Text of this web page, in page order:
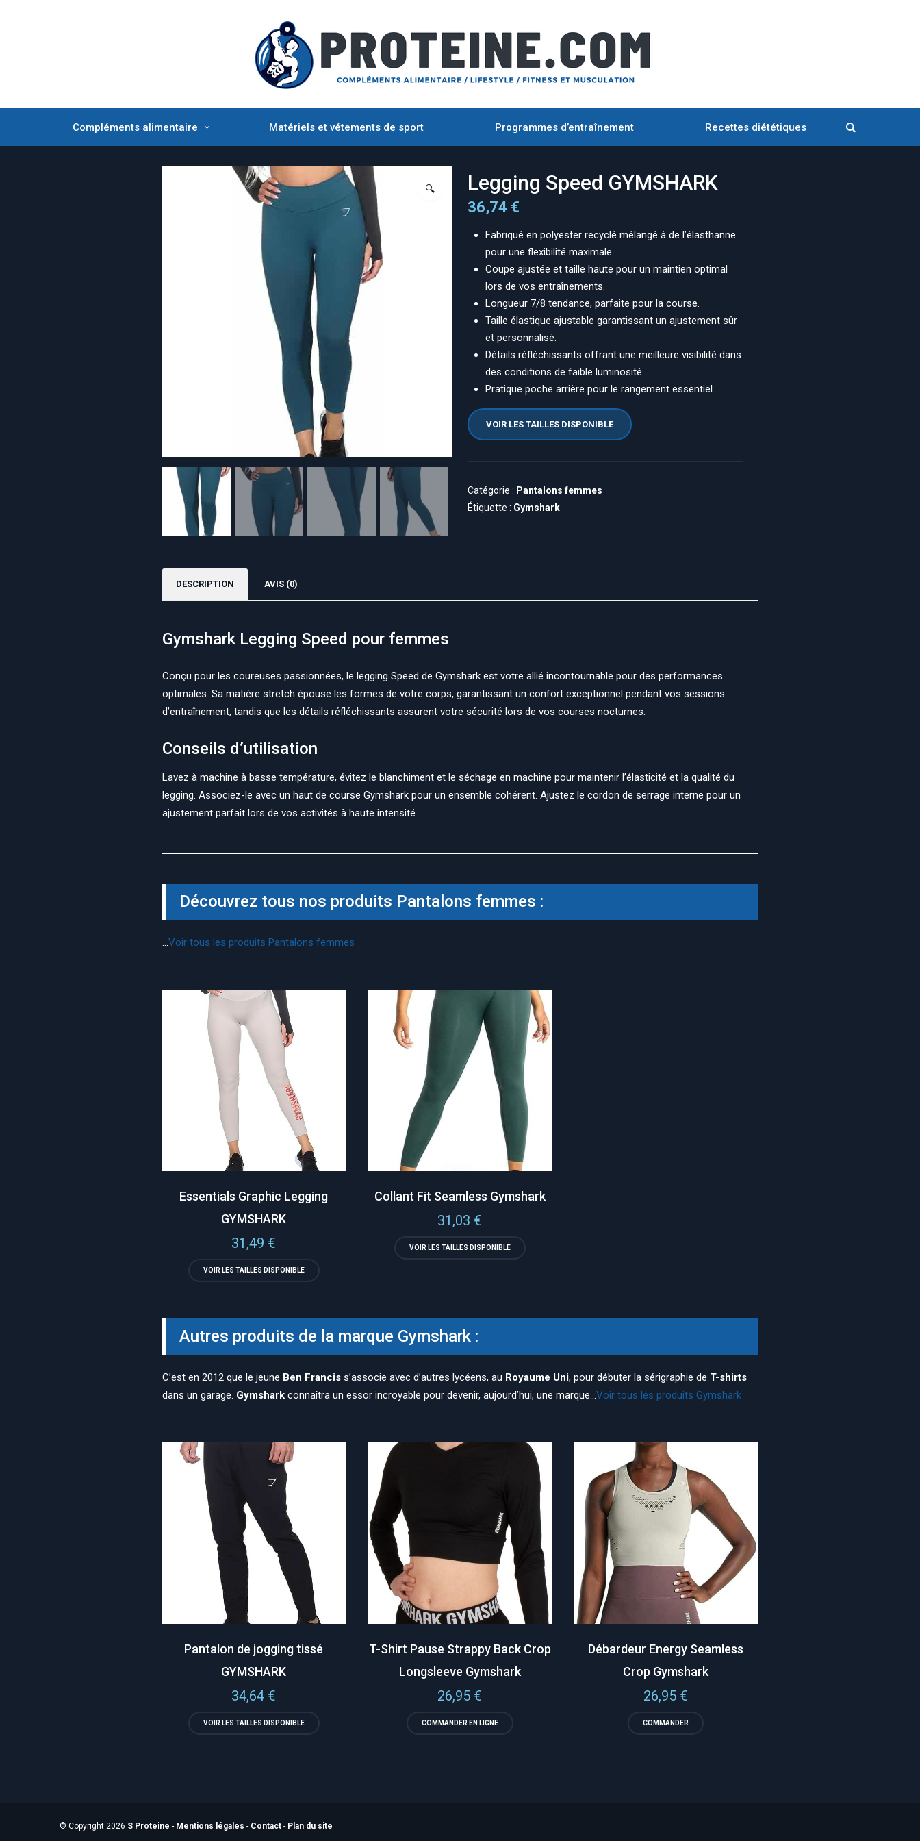
Compléments alimentaire Matériels et vétements de sport Programmes d’entraînement Recettes diététiques
🔍 Legging Speed GYMSHARK
36,74 €
Fabriqué en polyester recyclé mélangé à de l’élasthanne
pour une flexibilité maximale.
Coupe ajustée et taille haute pour un maintien optimal
lors de vos entraînements.
Longueur 7/8 tendance, parfaite pour la course.
Taille élastique ajustable garantissant un ajustement sûr
et personnalisé.
Détails réfléchissants offrant une meilleure visibilité dans
des conditions de faible luminosité.
Pratique poche arrière pour le rangement essentiel.
VOIR LES TAILLES DISPONIBLE
Catégorie : Pantalons femmes
Étiquette : Gymshark
DESCRIPTION AVIS (0)
Gymshark Legging Speed pour femmes
Conçu pour les coureuses passionnées, le legging Speed de Gymshark est votre allié incontournable pour des performances
optimales. Sa matière stretch épouse les formes de votre corps, garantissant un confort exceptionnel pendant vos sessions
d’entraînement, tandis que les détails réfléchissants assurent votre sécurité lors de vos courses nocturnes.
Conseils d’utilisation
Lavez à machine à basse température, évitez le blanchiment et le séchage en machine pour maintenir l’élasticité et la qualité du
legging. Associez-le avec un haut de course Gymshark pour un ensemble cohérent. Ajustez le cordon de serrage interne pour un
ajustement parfait lors de vos activités à haute intensité.
Découvrez tous nos produits Pantalons femmes :
...Voir tous les produits Pantalons femmes
Essentials Graphic Legging
GYMSHARK
31,49 €
VOIR LES TAILLES DISPONIBLE
Collant Fit Seamless Gymshark
31,03 €
VOIR LES TAILLES DISPONIBLE
Autres produits de la marque Gymshark :
C’est en 2012 que le jeune Ben Francis s’associe avec d’autres lycéens, au Royaume Uni, pour débuter la sérigraphie de T-shirts
dans un garage. Gymshark connaîtra un essor incroyable pour devenir, aujourd’hui, une marque...Voir tous les produits Gymshark
Pantalon de jogging tissé
GYMSHARK
34,64 €
VOIR LES TAILLES DISPONIBLE
T-Shirt Pause Strappy Back Crop
Longsleeve Gymshark
26,95 €
COMMANDER EN LIGNE
Débardeur Energy Seamless
Crop Gymshark
26,95 €
COMMANDER
© Copyright 2026 S Proteine - Mentions légales - Contact - Plan du site